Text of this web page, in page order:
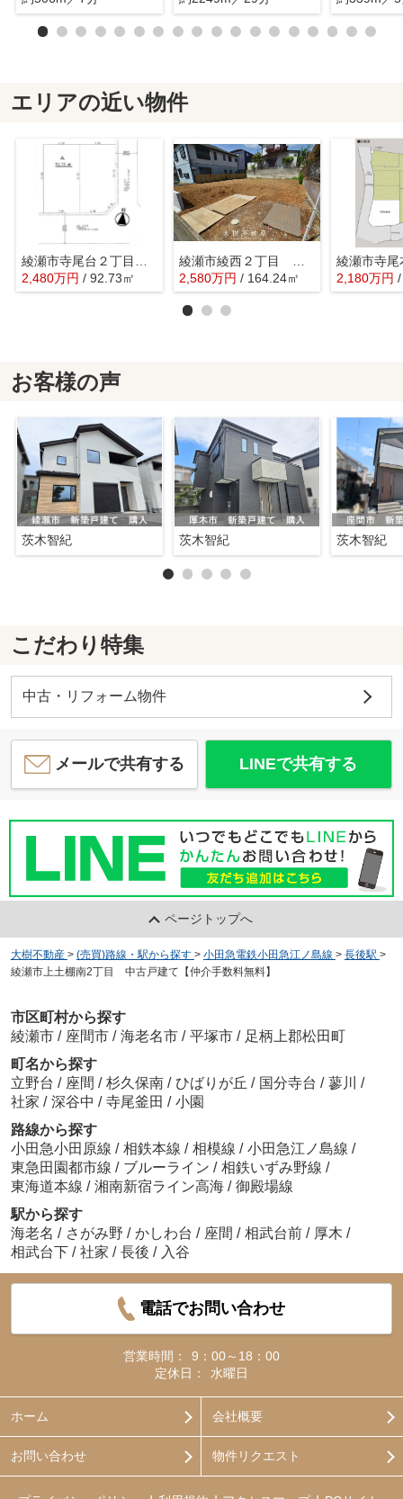
エリアの近い物件
2,480万円 / 92.73㎡
2,580万円 / 164.24㎡ 2,180万円
お客様の声
茨木智紀 茨木智紀 茨木智紀
こだわり特集
中古・リフォーム物件
メールで共有する LINEで共有する
ページトップへ
大樹不動産 > (売買)路線・駅から探す > 小田急電鉄小田急江ノ島線 > 長後駅 >
綾瀬市上土棚南2丁目 中古戸建て【仲介手数料無料】
市区町村から探す
綾瀬市 / 座間市 / 海老名市 / 平塚市 / 足柄上郡松田町
町名から探す
立野台 / 座間 / 杉久保南 / ひばりが丘 / 国分寺台 / 蓼川 /
社家 / 深谷中 / 寺尾釜田 / 小園
路線から探す
小田急小田原線 / 相鉄本線 / 相模線 / 小田急江ノ島線 /
東急田園都市線 / ブルーライン / 相鉄いずみ野線 /
東海道本線 / 湘南新宿ライン高海 / 御殿場線
駅から探す
海老名 / さがみ野 / かしわ台 / 座間 / 相武台前 / 厚木 /
相武台下 / 社家 / 長後 / 入谷
電話でお問い合わせ
営業時間：
9：00～18：00
定休日：
水曜日
ホーム 会社概要
お問い合わせ 物件リクエスト